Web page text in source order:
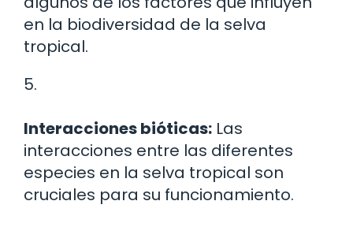
en la biodiversidad de la selva
tropical.
5.
Interacciones bióticas: Las
interacciones entre las diferentes
especies en la selva tropical son
cruciales para su funcionamiento.